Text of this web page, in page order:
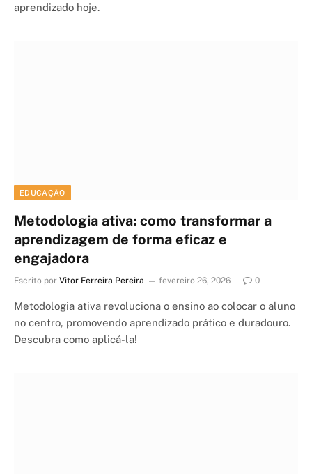
aprendizado hoje.
EDUCAÇÃO
Metodologia ativa: como transformar a
aprendizagem de forma eficaz e
engajadora
Escrito por Vitor Ferreira Pereira fevereiro 26, 2026 0
Metodologia ativa revoluciona o ensino ao colocar o aluno
no centro, promovendo aprendizado prático e duradouro.
Descubra como aplicá-la!